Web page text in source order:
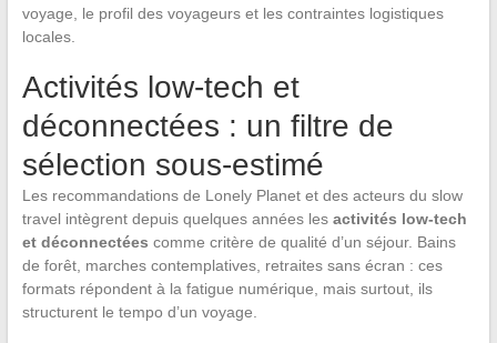
voyage, le profil des voyageurs et les contraintes logistiques
locales.
Activités low-tech et
déconnectées : un filtre de
sélection sous-estimé
Les recommandations de Lonely Planet et des acteurs du slow
travel intègrent depuis quelques années les activités low-tech
et déconnectées comme critère de qualité d’un séjour. Bains
de forêt, marches contemplatives, retraites sans écran : ces
formats répondent à la fatigue numérique, mais surtout, ils
structurent le tempo d’un voyage.